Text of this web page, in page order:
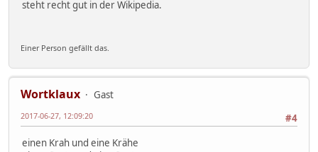
steht recht gut in der Wikipedia.
Einer Person gefällt das.
Wortklaux
Gast
#4
2017-06-27, 12:09:20
einen Krah und eine Krähe